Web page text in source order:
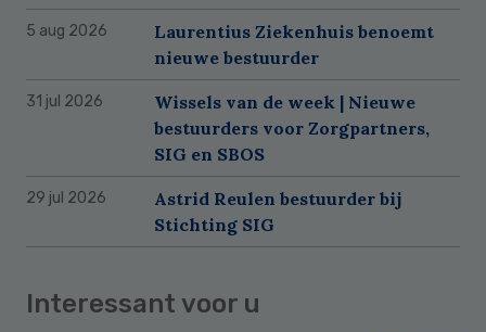
5 aug 2026
Laurentius Ziekenhuis benoemt
nieuwe bestuurder
31 jul 2026
Wissels van de week | Nieuwe
bestuurders voor Zorgpartners,
SIG en SBOS
29 jul 2026
Astrid Reulen bestuurder bij
Stichting SIG
Interessant voor u